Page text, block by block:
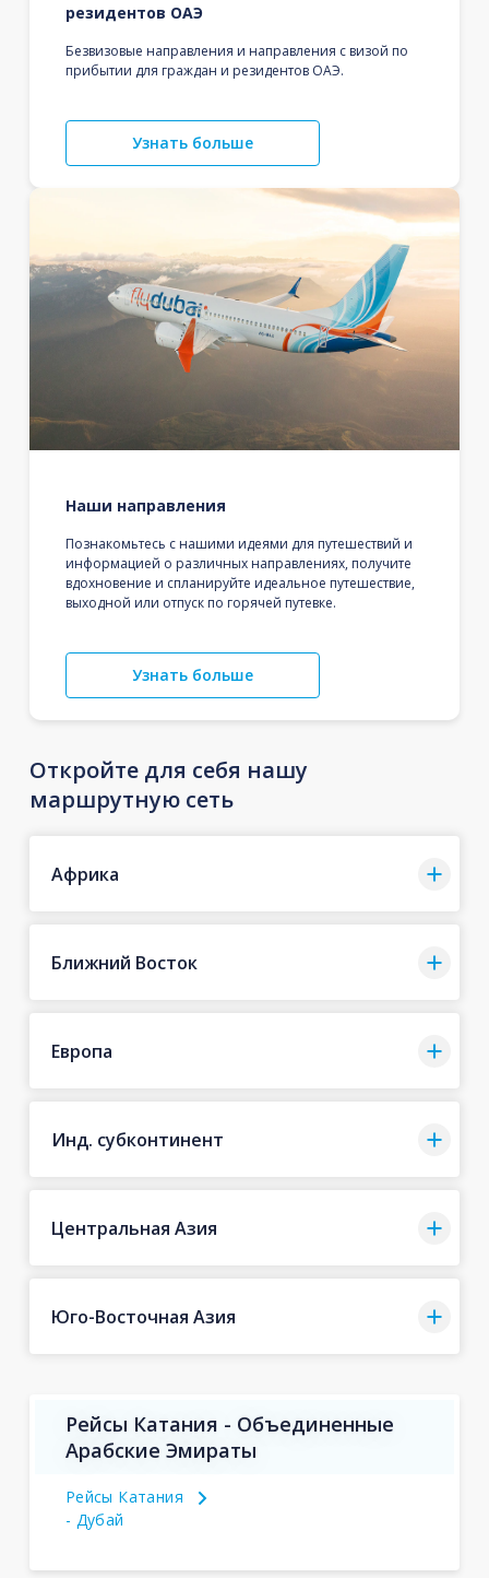
резидентов ОАЭ
Безвизовые направления и направления с визой по
прибытии для граждан и резидентов ОАЭ.
Узнать больше
Наши направления
Познакомьтесь с нашими идеями для путешествий и
информацией о различных направлениях, получите
вдохновение и спланируйте идеальное путешествие,
выходной или отпуск по горячей путевке.
Узнать больше
Откройте для себя нашу
маршрутную сеть
Африка
Ближний Восток
Европа
Инд. субконтинент
Центральная Азия
Юго-Восточная Азия
Рейсы Катания - Объединенные
Арабские Эмираты
Рейсы Катания
- Дубай